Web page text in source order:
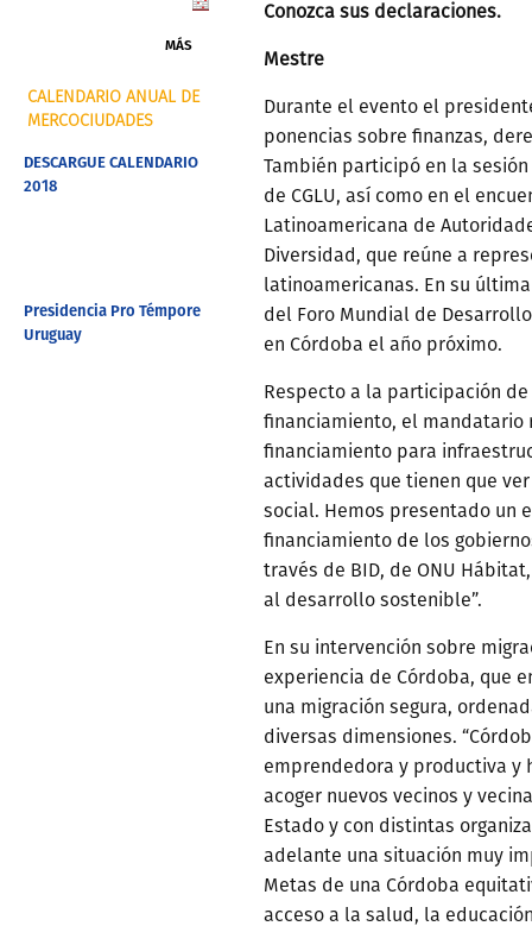
MÁS
CALENDARIO ANUAL DE
MERCOCIUDADES
DESCARGUE CALENDARIO
2018
Presidencia Pro Témpore
Uruguay
Conozca sus declaraciones.
Mestre
Durante el evento el
ponencias sobre finanzas,
También participó en la
de CGLU, así como en el
Latinoamericana de
Diversidad, que reúne a
latinoamericanas. En su
del Foro Mundial de
en Córdoba el año próximo.
Respecto a la participación
financiamiento, el mandatario
financiamiento para
actividades que tienen que
social. Hemos presentado un
financiamiento de los
través de BID, de ONU
al desarrollo sostenible”.
En su intervención sobre
experiencia de Córdoba, que
una migración segura,
diversas dimensiones.
emprendedora y productiva y
acoger nuevos vecinos y
Estado y con distintas
adelante una situación muy
Metas de una Córdoba
acceso a la salud, la